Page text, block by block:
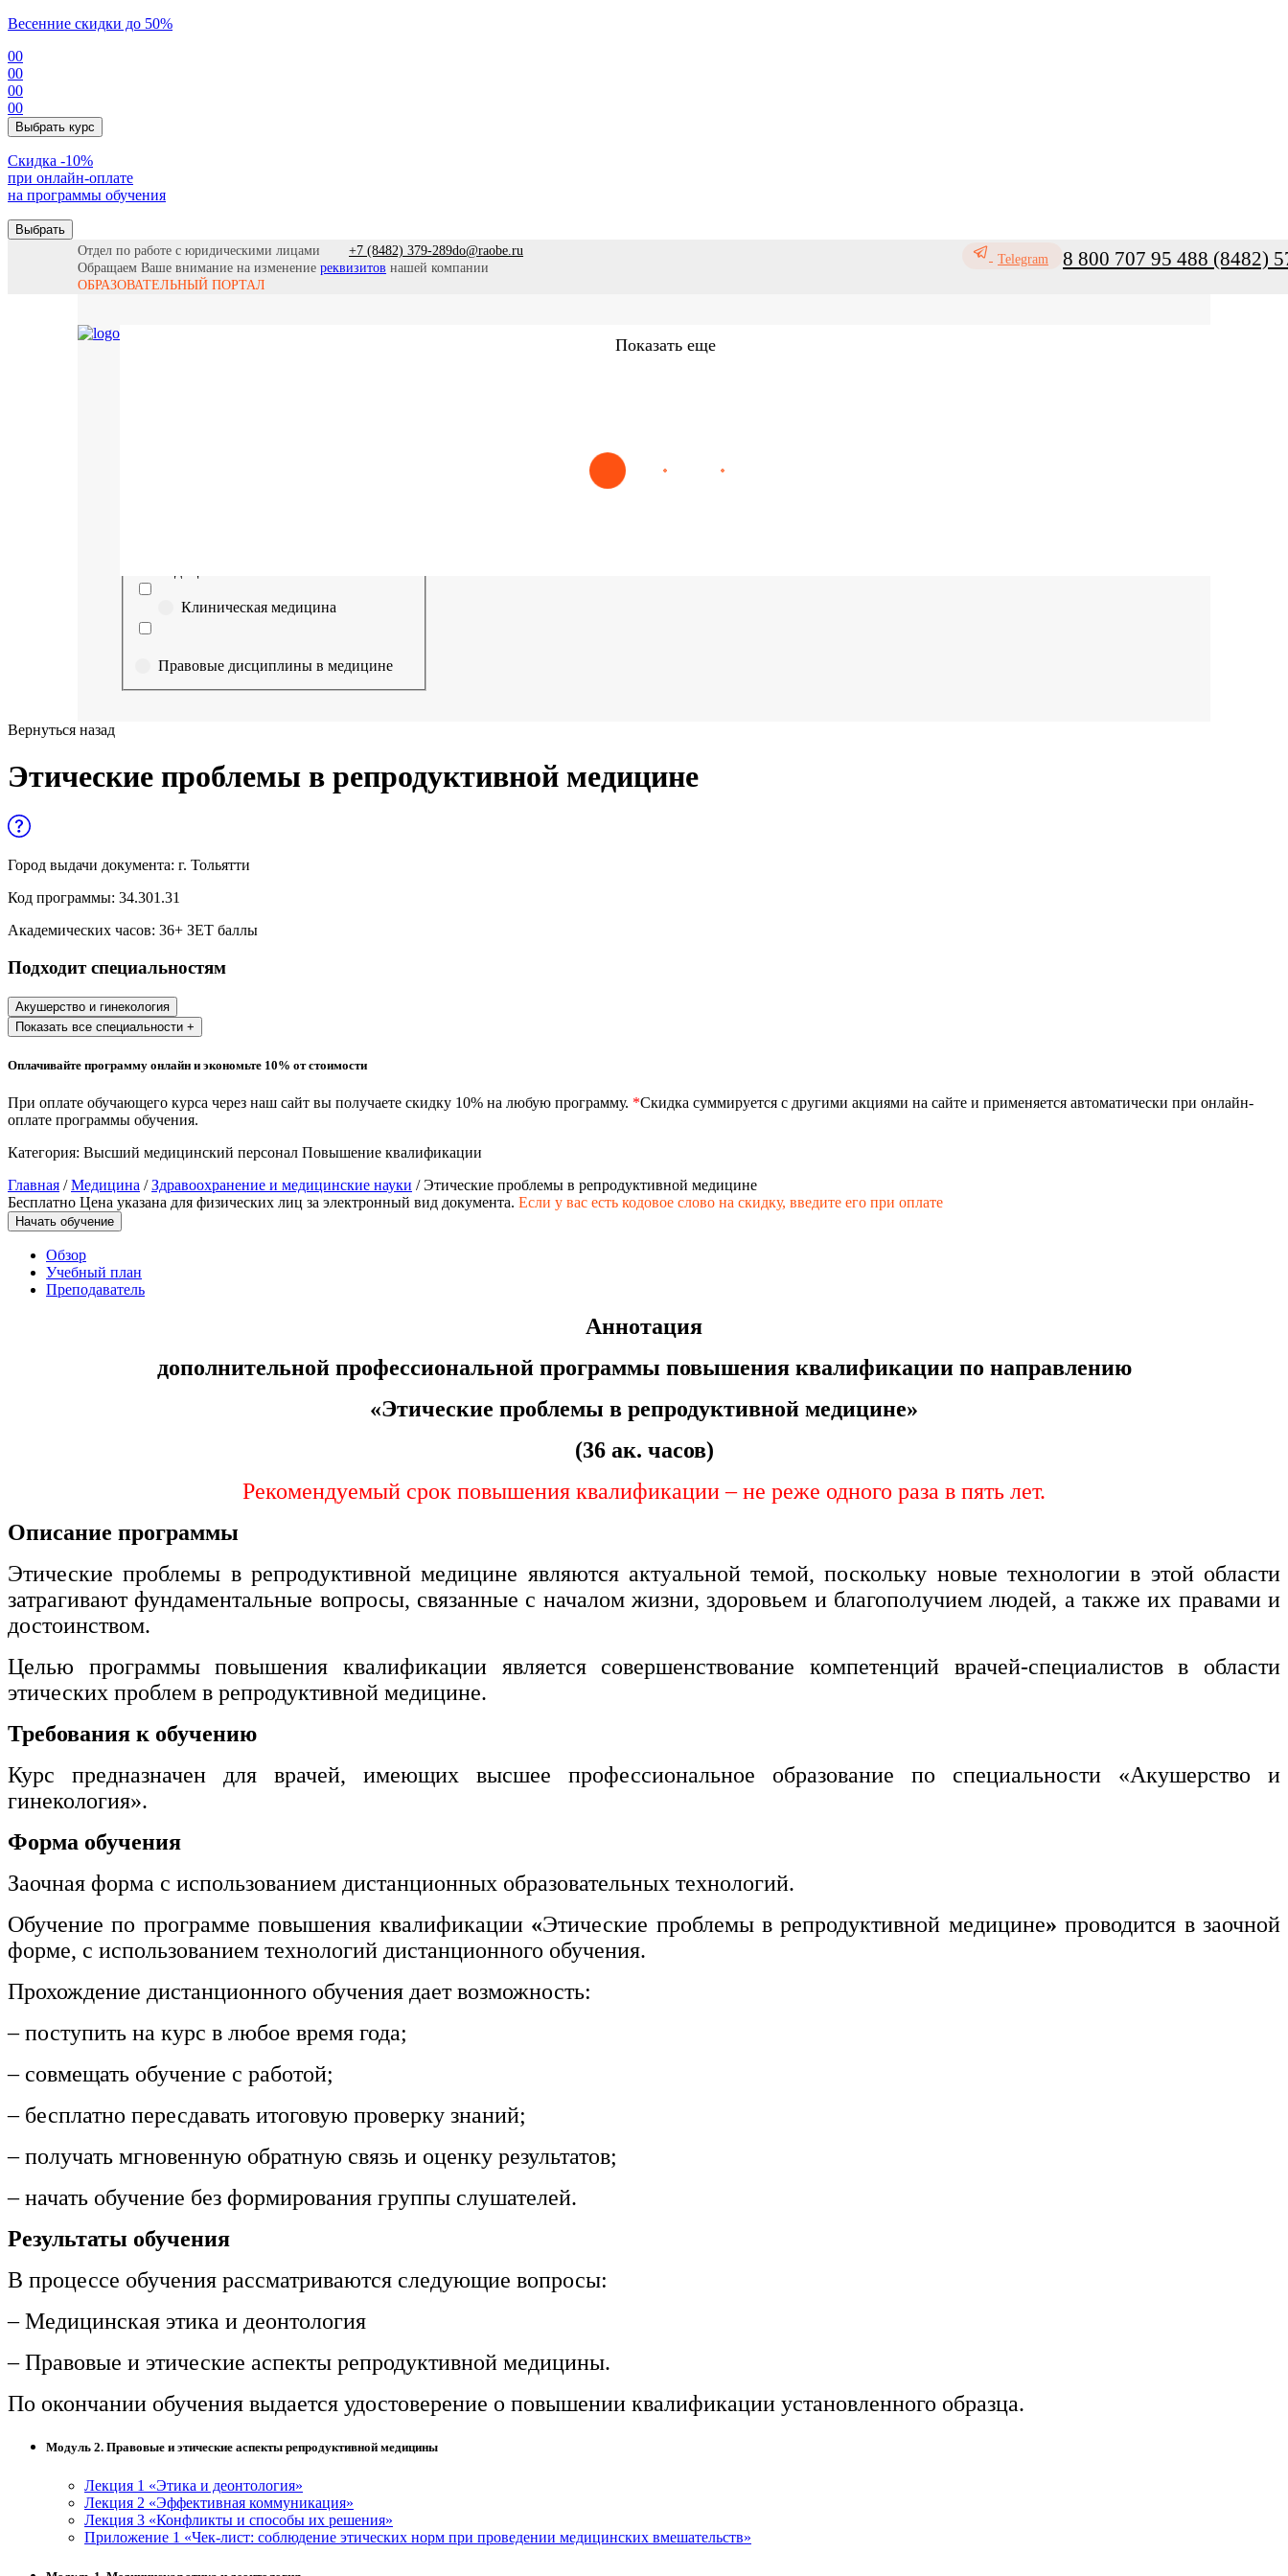
Весенние скидки до 50%
00
00
00
00
Выбрать курс
Cкидка -10%
при онлайн-оплате
на программы обучения
Выбрать
Отдел по работе с юридическими лицами
+7 (8482) 379-289do@raobe.ru
Обращаем Ваше внимание на изменениереквизитов нашей компании
ОБРАЗОВАТЕЛЬНЫЙ ПОРТАЛ
Telegram 8 800 707 95 488 (8482)
Показать еще
Эпидемиология
Клиническая медицина
Правовые дисциплины в медицине
Управленческие дисциплины в
медицине
Образование и педагогические науки
Социология и социальная работа
и служащих
История и археология
Техносферная безопасность и ОТ
природообустройство
Допуски
общественного питания в
организации
Управление административно-
нефтегазовое дело и геодезия
Техника и технологии наземного
Ядерная энергетика и технологии
Культура и спорт
Изобразительное и прикладные виды
искусств
Средства массовой информации и
информативно-библиотечное дело
Управление в технических системах
Ветеринария и зоотехника
Подготовка к периодической
аккредитации
Основные Услуги
Дополнительные Услуги
Вернуться назад
Этические проблемы в репродуктивной медицине
Город выдачи документа: г. Тольятти
Код программы: 34.301.31
Академических часов: 36+ ЗЕТ баллы
Подходит специальностям
Акушерство и гинекология
Показать все специальности +
Оплачивайте программу онлайн и экономьте 10% от стоимости
При оплате обучающего курса через наш сайт вы получаете скидку 10% на любую программу. *Скидка суммируется с другими акциями на сайте и применяется автоматически при онлайн-
оплате программы обучения.
Категория: Высший медицинский персонал Повышение квалификации
Главная /Медицина /Здравоохранение и медицинские науки / Этические проблемы в репродуктивной медицине
Бесплатно Цена указана для физических лиц за электронный вид документа. Если у вас есть кодовое слово на скидку, введите его при оплате
Начать обучение
Обзор
Учебный план
Преподаватель
Аннотация
дополнительной профессиональной программы повышения квалификации по направлению
«Этические проблемы в репродуктивной медицине»
(36 ак. часов)
Рекомендуемый срок повышения квалификации – не реже одного раза в пять лет.
Описание программы
Этические проблемы в репродуктивной медицине являются актуальной темой, поскольку новые технологии в этой области
затрагивают фундаментальные вопросы, связанные с началом жизни, здоровьем и благополучием людей, а также их правами и
достоинством.
Целью программы повышения квалификации является совершенствование компетенций врачей-специалистов в области
этических проблем в репродуктивной медицине.
Требования к обучению
Курс предназначен для врачей, имеющих высшее профессиональное образование по специальности «Акушерство и
гинекология».
Форма обучения
Заочная форма с использованием дистанционных образовательных технологий.
Обучение по программе повышения квалификации «Этические проблемы в репродуктивной медицине» проводится в заочной
форме, с использованием технологий дистанционного обучения.
Прохождение дистанционного обучения дает возможность:
– поступить на курс в любое время года;
– совмещать обучение с работой;
– бесплатно пересдавать итоговую проверку знаний;
– получать мгновенную обратную связь и оценку результатов;
– начать обучение без формирования группы слушателей.
Результаты обучения
В процессе обучения рассматриваются следующие вопросы:
– Медицинская этика и деонтология
– Правовые и этические аспекты репродуктивной медицины.
По окончании обучения выдается удостоверение о повышении квалификации установленного образца.
Модуль 2. Правовые и этические аспекты репродуктивной медицины
Лекция 1 «Этика и деонтология»
Лекция 2 «Эффективная коммуникация»
Лекция 3 «Конфликты и способы их решения»
Приложение 1 «Чек-лист: соблюдение этических норм при проведении медицинских вмешательств»